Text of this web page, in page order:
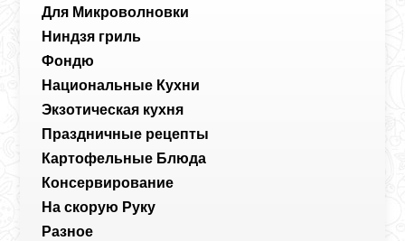
Для Микроволновки
Ниндзя гриль
Фондю
Национальные Кухни
Экзотическая кухня
Праздничные рецепты
Картофельные Блюда
Консервирование
На скорую Руку
Разное